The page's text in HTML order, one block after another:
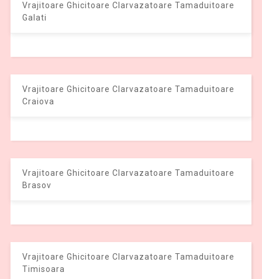
Vrajitoare Ghicitoare Clarvazatoare Tamaduitoare
Galati
Vrajitoare Ghicitoare Clarvazatoare Tamaduitoare
Craiova
Vrajitoare Ghicitoare Clarvazatoare Tamaduitoare
Brasov
Vrajitoare Ghicitoare Clarvazatoare Tamaduitoare
Timisoara